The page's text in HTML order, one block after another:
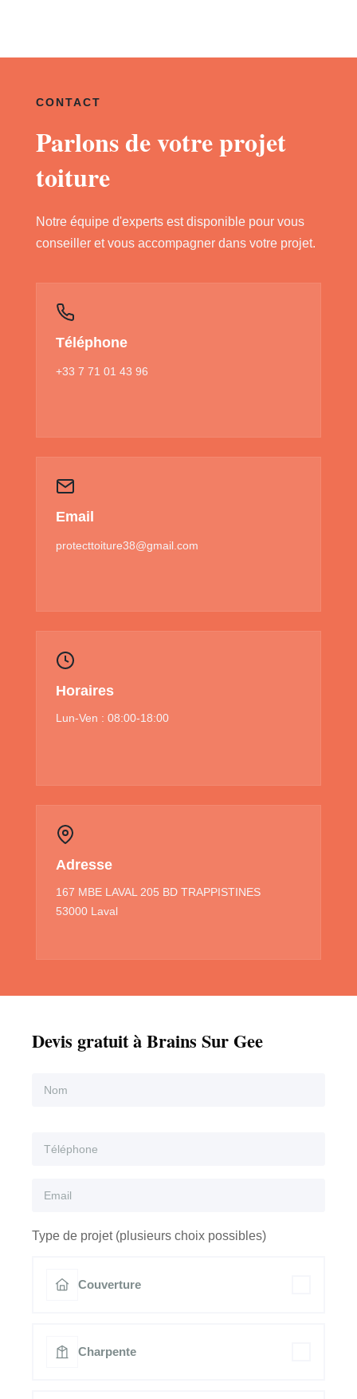
CONTACT
Parlons de votre projet
toiture
Notre équipe d'experts est disponible pour vous
conseiller et vous accompagner dans votre projet.
Téléphone
+33 7 71 01 43 96
Email
protecttoiture38@gmail.com
Horaires
Lun-Ven : 08:00-18:00
Adresse
167 MBE LAVAL 205 BD TRAPPISTINES
53000 Laval
Devis gratuit à Brains Sur Gee
Type de projet (plusieurs choix possibles)
Couverture
Charpente